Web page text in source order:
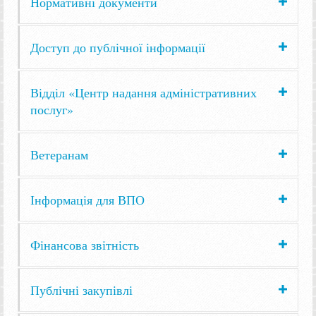
Доступ до публічної інформації
Відділ «Центр надання адміністративних
послуг»
Ветеранам
Інформація для ВПО
Фінансова звітність
Публічні закупівлі